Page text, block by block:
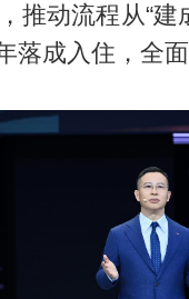
推动流程从“建
落成入住，全面